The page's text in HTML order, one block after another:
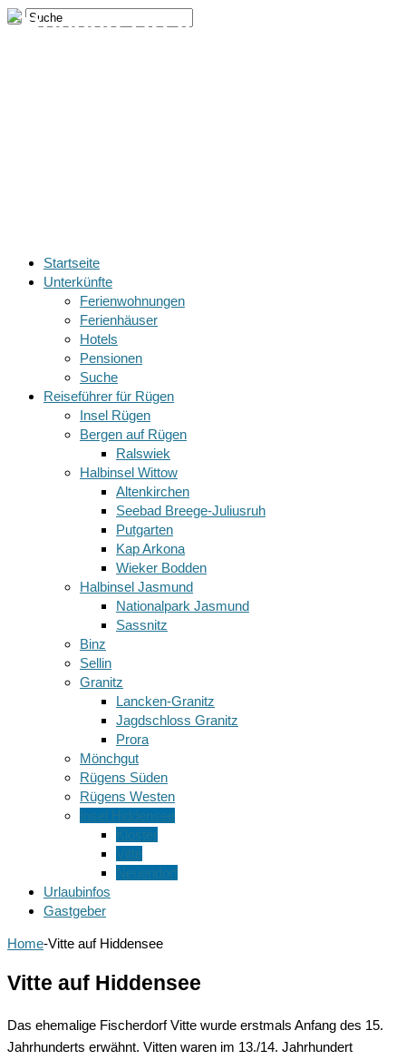
Startseite
Unterkünfte
Ferienwohnungen
Ferienhäuser
Hotels
Pensionen
Suche
Reiseführer für Rügen
Insel Rügen
Bergen auf Rügen
Ralswiek
Halbinsel Wittow
Altenkirchen
Seebad Breege-Juliusruh
Putgarten
Kap Arkona
Wieker Bodden
Halbinsel Jasmund
Nationalpark Jasmund
Sassnitz
Binz
Sellin
Granitz
Lancken-Granitz
Jagdschloss Granitz
Prora
Mönchgut
Rügens Süden
Rügens Westen
Insel Hiddensee
Kloster
Vitte
Neuendorf
Urlaubinfos
Gastgeber
Home-Vitte auf Hiddensee
Vitte auf Hiddensee
Das ehemalige Fischerdorf Vitte wurde erstmals Anfang des 15.
Jahrhunderts erwähnt. Vitten waren im 13./14. Jahrhundert